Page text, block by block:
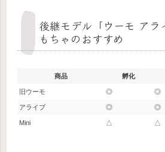
後継モデル「ウーモ アラ
もちゃのおすすめ
商品 孵化
旧ウーモ ◎ ◎
アライブ ◎ ◎
Mini △ △